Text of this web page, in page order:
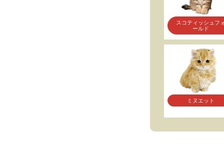
スコティッシュフ
ールド
ミヌエット